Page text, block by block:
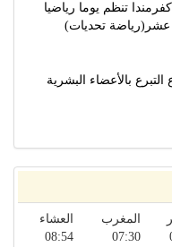
تنظم يوما رياضيا
تحديات)
بالأعضاء البشرية
المغرب
07:30
العشاء
08:54